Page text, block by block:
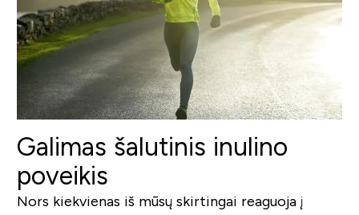
Galimas šalutinis inulino
poveikis
Nors kiekvienas iš mūsų skirtingai reaguoja į